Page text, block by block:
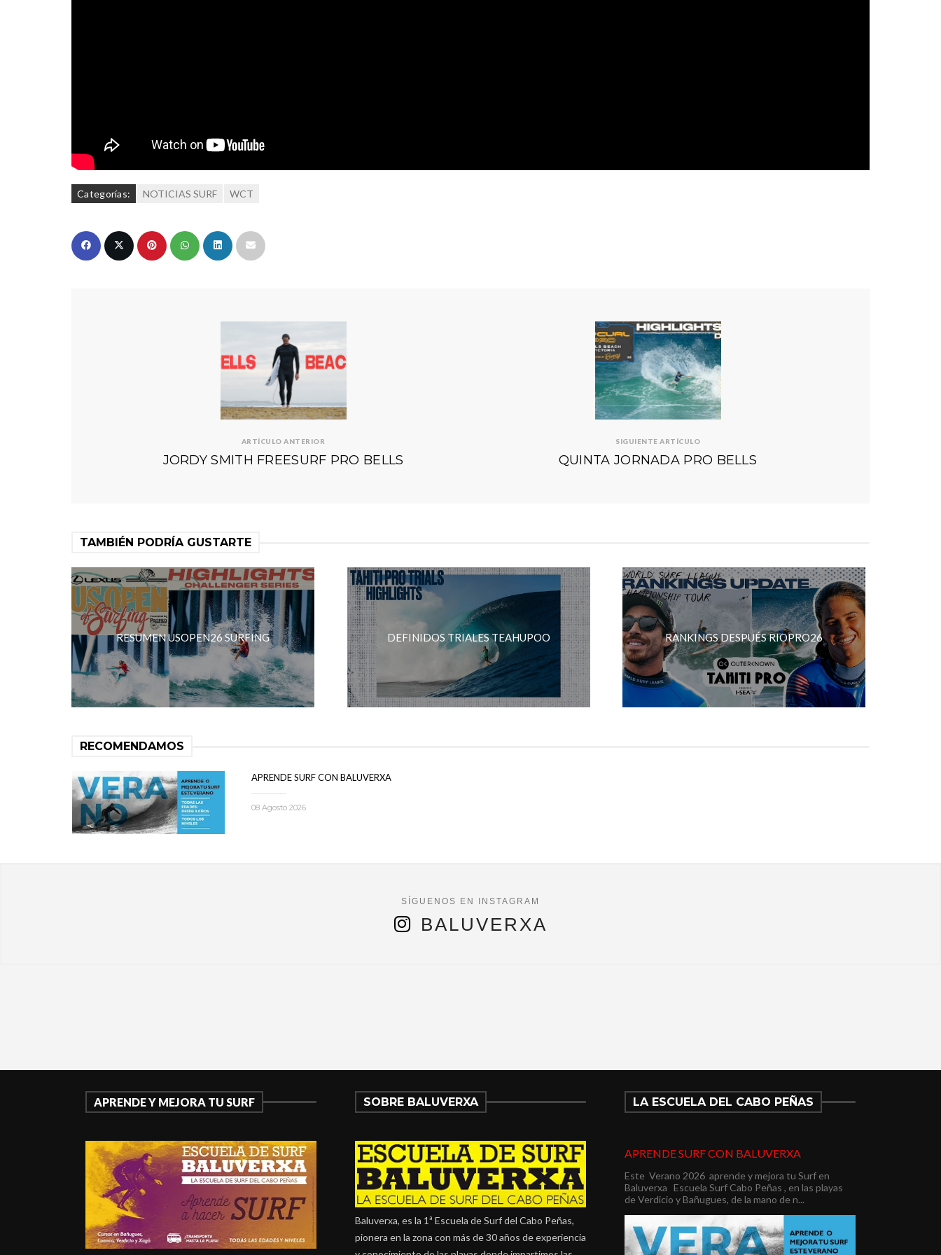
Categorías: NOTICIAS SURF WCT
ARTÍCULO ANTERIOR
JORDY SMITH FREESURF PRO BELLS
SIGUIENTE ARTÍCULO
QUINTA JORNADA PRO BELLS
TAMBIÉN PODRÍA GUSTARTE
RESUMEN USOPEN26 SURFING DEFINIDOS TRIALES TEAHUPOO RANKINGS DESPUÉS RIOPRO26
RECOMENDAMOS
APRENDE SURF CON BALUVERXA
08 Agosto 2026
BALUVERXA
APRENDE Y MEJORA TU SURF SOBRE BALUVERXA
Baluverxa, es la 1ª Escuela de Surf del Cabo Peñas,
pionera en la zona con más de 30 años de experiencia
LA ESCUELA DEL CABO PEÑAS
APRENDE SURF CON BALUVERXA
Este Verano 2026 aprende y mejora tu Surf en
Baluverxa Escuela Surf Cabo Peñas , en las playas
de Verdicio y Bañugues, de la mano de n...